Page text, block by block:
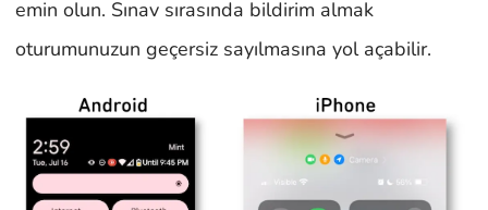
emin olun. Sınav sırasında bildirim almak
oturumunuzun geçersiz sayılmasına yol açabilir.